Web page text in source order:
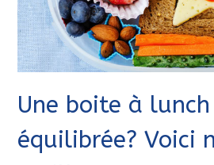
Une boite à
équilibrée? Voici